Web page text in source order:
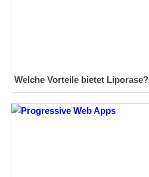
Welche Vorteile bietet Liporase?